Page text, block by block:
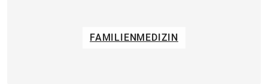
FAMILIENMEDIZIN